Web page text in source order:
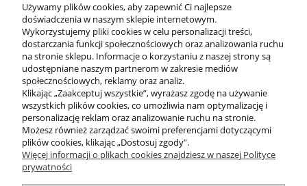
299,00 zł
do koszyka
POMOC
INFORMACJE
ZAKUPY
Używamy plików cookies, aby zapewnić Ci najlepsze
doświadczenia w naszym sklepie internetowym.
Wykorzystujemy pliki cookies w celu personalizacji treści,
dostarczania funkcji społecznościowych oraz analizowania ruchu
na stronie sklepu. Informacje o korzystaniu z naszej strony są
udostępniane naszym partnerom w zakresie mediów
społecznościowych, reklamy oraz analiz.
Klikając „Zaakceptuj wszystkie”, wyrażasz zgodę na używanie
wszystkich plików cookies, co umożliwia nam optymalizację i
personalizację reklam oraz analizowanie ruchu na stronie.
Możesz również zarządzać swoimi preferencjami dotyczącymi
plików cookies, klikając „Dostosuj zgody”.
Więcej informacji o plikach cookies znajdziesz w naszej Polityce
prywatności